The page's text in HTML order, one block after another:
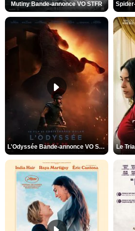
Mutiny Bande-annonce VO STFR
L'Odyssée Bande-annonce VO STFR Le